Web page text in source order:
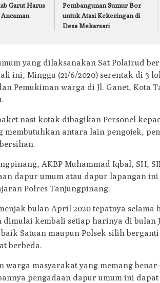
Garut Harus
Pembangunan Sumur Bor
untuk Atasi Kekeringan di
Desa Mekarsari
yang dilaksanakan Sat Polairud
ini, Minggu (21/6/2020) serentak di 3
Pemukiman warga di Jl. Ganet, Kota
nasi kotak dibagikan Personel
membutuhkan antara lain pengojek,
AKBP Muhammad Iqbal, SH,
dapur umum atau dapur lapangan
Polres Tanjungpinang.
bulan April 2020 tepatnya selama
kembali setiap harinya di bulan
Satuan maupun Polsek silih
berbeda.
warga masyarakat yang memang
pengadaan dapur umum ini